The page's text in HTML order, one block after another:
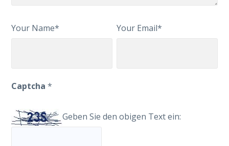
Your Name* Your Email*
Captcha*
Geben Sie den obigen Text ein: